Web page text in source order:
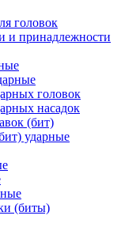
головок
и принадлежности
головок
насадок
(бит)
ударные
(биты)